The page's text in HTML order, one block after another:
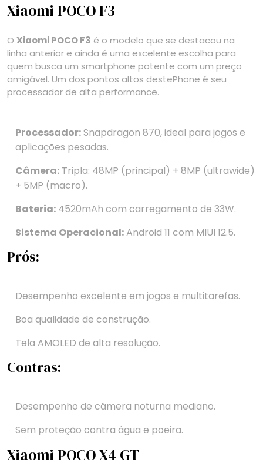
Xiaomi POCO F3
O Xiaomi POCO F3 é o modelo que se destacou na
linha anterior e ainda é uma excelente escolha para
quem busca um smartphone potente com um preço
amigável. Um dos pontos altos destePhone é seu
processador de alta performance.
Processador:Snapdragon 870, ideal para jogos e
aplicações pesadas.
Câmera: Tripla: 48MP (principal) + 8MP (ultrawide)
+ 5MP (macro).
Bateria: 4520mAh com carregamento de 33W.
Sistema Operacional:Android 11 com MIUI 12.5.
Prós:
Desempenho excelente em jogos e multitarefas.
Boa qualidade de construção.
Tela AMOLED de alta resolução.
Contras:
Desempenho de câmera noturna mediano.
Sem proteção contra água e poeira.
Xiaomi POCO X4 GT